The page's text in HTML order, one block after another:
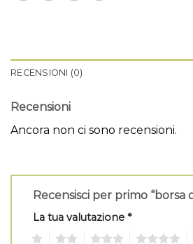
RECENSIONI (0)
Recensioni
Ancora non ci sono recensioni.
Recensisci per primo “borsa
La tua valutazione *